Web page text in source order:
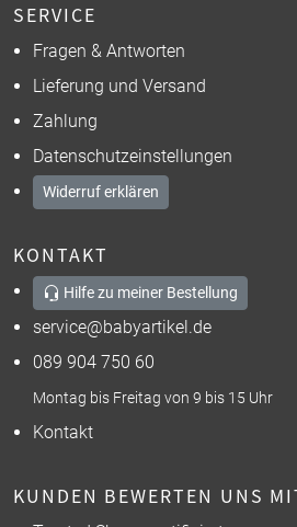
SERVICE
Fragen & Antworten
Lieferung und Versand
Zahlung
Datenschutzeinstellungen
Widerruf erklären
KONTAKT
Hilfe zu meiner Bestellung
service@babyartikel.de
089 904 750 60
Montag bis Freitag von 9 bis 15 Uhr
Kontakt
KUNDEN BEWERTEN UNS